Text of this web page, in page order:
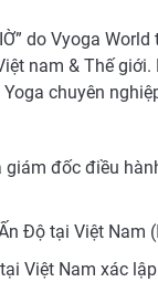
do Vyoga
nam & Thế
chuyên
đốc điều
Độ tại Việt Nam
Việt Nam xác